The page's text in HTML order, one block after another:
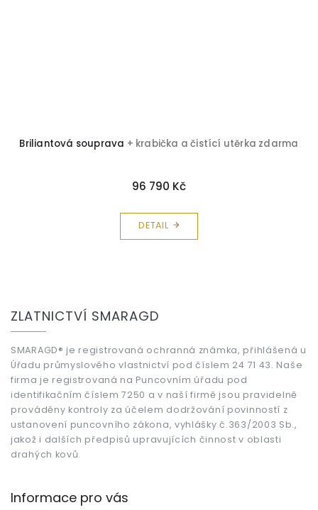
Briliantová souprava + krabička a čistící utěrka zdarma
96 790 Kč
DETAIL
ZLATNICTVÍ SMARAGD
SMARAGD® je registrovaná ochranná známka, přihlášená u
Úřadu průmyslového vlastnictví pod číslem 24 71 43. Naše
firma je registrovaná na Puncovním úřadu pod
identifikačním číslem 7250 a v naší firmě jsou pravidelně
prováděny kontroly za účelem dodržování povinností z
ustanovení puncovního zákona, vyhlášky č.363/2003 Sb.,
jakož i dalších předpisů upravujících činnost v oblasti
drahých kovů.
Informace pro vás